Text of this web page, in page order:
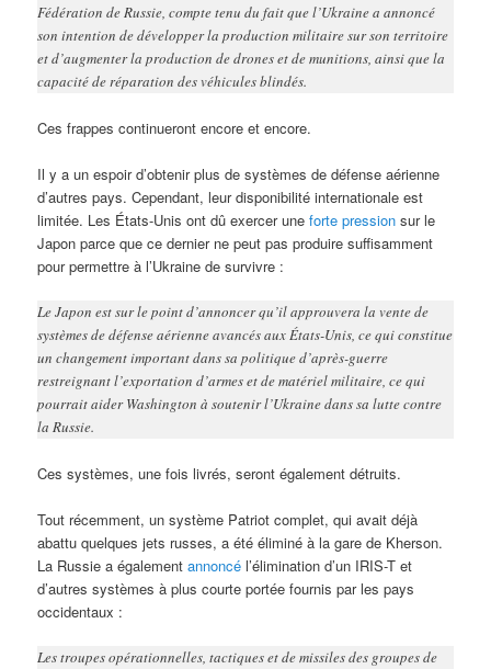
Fédération de Russie, compte tenu du fait que l’Ukraine a annoncé
son intention de développer la production militaire sur son territoire
et d’augmenter la production de drones et de munitions, ainsi que la
capacité de réparation des véhicules blindés.
Ces frappes continueront encore et encore.
Il y a un espoir d’obtenir plus de systèmes de défense aérienne
d’autres pays. Cependant, leur disponibilité internationale est
limitée. Les États-Unis ont dû exercer uneforte pression sur le
Japon parce que ce dernier ne peut pas produire suffisamment
pour permettre à l’Ukraine de survivre :
Le Japon est sur le point d’annoncer qu’il approuvera la vente de
systèmes de défense aérienne avancés aux États-Unis, ce qui constitue
un changement important dans sa politique d’après-guerre
restreignant l’exportation d’armes et de matériel militaire, ce qui
pourrait aider Washington à soutenir l’Ukraine dans sa lutte contre
la Russie.
Ces systèmes, une fois livrés, seront également détruits.
Tout récemment, un système Patriot complet, qui avait déjà
abattu quelques jets russes, a été éliminé à la gare de Kherson.
La Russie a égalementannoncé l’élimination d’un IRIS-T et
d’autres systèmes à plus courte portée fournis par les pays
occidentaux :
Les troupes opérationnelles, tactiques et de missiles des groupes de